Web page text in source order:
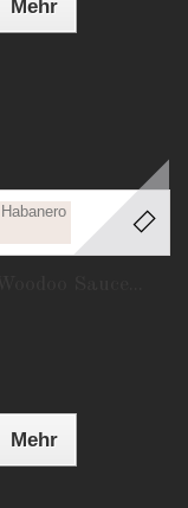
Mehr
Mehr